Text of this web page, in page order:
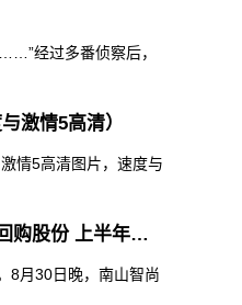
经过多番侦察后，
激情5高清）
情5高清图片，速度与
南山智尚拟不低于3000万元回购股份 上半年业绩实现逆势增长
8月30日晚，南山智尚